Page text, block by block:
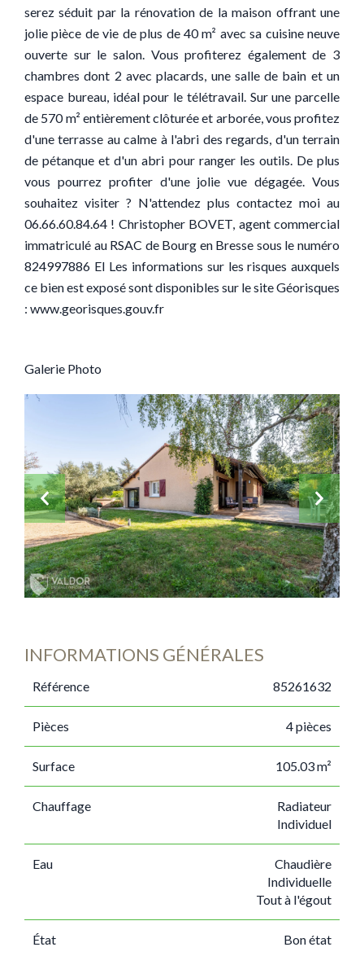
serez séduit par la rénovation de la maison offrant une
jolie pièce de vie de plus de 40 m² avec sa cuisine neuve
ouverte sur le salon. Vous profiterez également de 3
chambres dont 2 avec placards, une salle de bain et un
espace bureau, idéal pour le télétravail. Sur une parcelle
de 570 m² entièrement clôturée et arborée, vous profitez
d'une terrasse au calme à l'abri des regards, d'un terrain
de pétanque et d'un abri pour ranger les outils. De plus
vous pourrez profiter d'une jolie vue dégagée. Vous
souhaitez visiter ? N'attendez plus contactez moi au
06.66.60.84.64 ! Christopher BOVET, agent commercial
immatriculé au RSAC de Bourg en Bresse sous le numéro
824997886 EI Les informations sur les risques auxquels
ce bien est exposé sont disponibles sur le site Géorisques
: www.georisques.gouv.fr
Galerie Photo
INFORMATIONS GÉNÉRALES
Référence 85261632
Pièces 4 pièces
Surface 105.03 m²
Chauffage
Radiateur
Individuel
Eau
Chaudière
Individuelle
Tout à l'égout
État Bon état